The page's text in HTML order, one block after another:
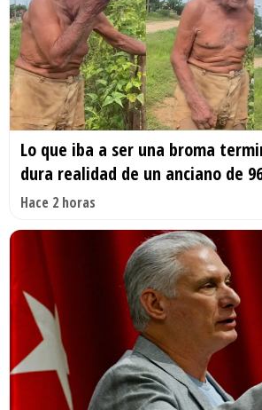
Lo que iba a ser una broma
dura realidad de un anciano de
Hace 2 horas